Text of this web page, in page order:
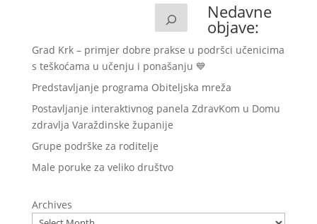
Nedavne
objave:
Grad Krk – primjer dobre prakse u podršci učenicima
s teškoćama u učenju i ponašanju 💙
Predstavljanje programa Obiteljska mreža
Postavljanje interaktivnog panela ZdravKom u Domu
zdravlja Varaždinske županije
Grupe podrške za roditelje
Male poruke za veliko društvo
Archives